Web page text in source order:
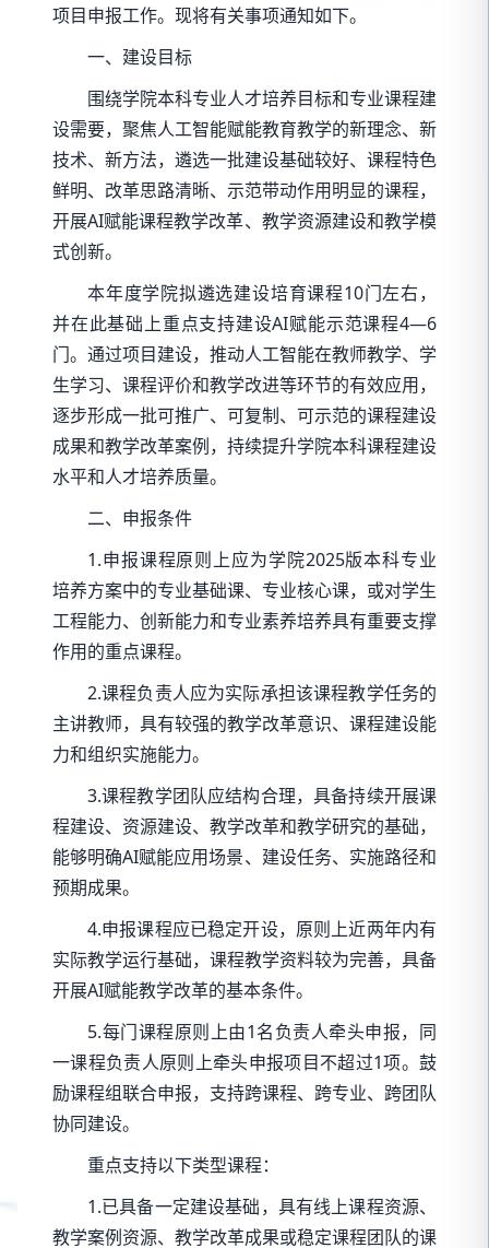
项目申报工作。现将有关事项通知如下。
一、建设目标
围绕学院本科专业人才培养目标和专业课程建
设需要，聚焦人工智能赋能教育教学的新理念、新
技术、新方法，遴选一批建设基础较好、课程特色
鲜明、改革思路清晰、示范带动作用明显的课程，
开展AI赋能课程教学改革、教学资源建设和教学模
式创新。
本年度学院拟遴选建设培育课程10门左右，
并在此基础上重点支持建设AI赋能示范课程4—6
门。通过项目建设，推动人工智能在教师教学、学
生学习、课程评价和教学改进等环节的有效应用，
逐步形成一批可推广、可复制、可示范的课程建设
成果和教学改革案例，持续提升学院本科课程建设
水平和人才培养质量。
二、申报条件
1.申报课程原则上应为学院2025版本科专业
培养方案中的专业基础课、专业核心课，或对学生
工程能力、创新能力和专业素养培养具有重要支撑
作用的重点课程。
2.课程负责人应为实际承担该课程教学任务的
主讲教师，具有较强的教学改革意识、课程建设能
力和组织实施能力。
3.课程教学团队应结构合理，具备持续开展课
程建设、资源建设、教学改革和教学研究的基础，
能够明确AI赋能应用场景、建设任务、实施路径和
预期成果。
4.申报课程应已稳定开设，原则上近两年内有
实际教学运行基础，课程教学资料较为完善，具备
开展AI赋能教学改革的基本条件。
5.每门课程原则上由1名负责人牵头申报，同
一课程负责人原则上牵头申报项目不超过1项。鼓
励课程组联合申报，支持跨课程、跨专业、跨团队
协同建设。
重点支持以下类型课程：
1.已具备一定建设基础，具有线上课程资源、
教学案例资源、教学改革成果或稳定课程团队的课